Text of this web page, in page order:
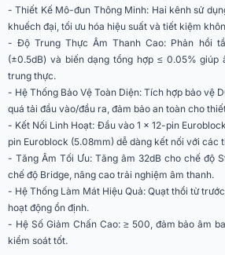
Không cân bằng ≥ 10kΩ
Điện áp đầu vào tối đa ≥ 20dBu
Stereo/Parallel
Bridge 38dB
Phản hồi tần số (1W,
8Ω Stereo)
20Hz -
Crosstalk ≥ 60dB
Tỷ lệ S/N
≥ 108dB
- Thiết Kế Mô-đun Thông Minh: Hai kênh sử
khuếch đại, tối ưu hóa hiệu suất và tiết kiệm
- Độ Trung Thực Âm Thanh Cao: Phản hồi
(±0.5dB) và biến dạng tổng hợp ≤ 0.05%
trung thực.
- Hệ Thống Bảo Vệ Toàn Diện: Tích hợp bảo vệ
quá tải đầu vào/đầu ra, đảm bảo an toàn cho
- Kết Nối Linh Hoạt: Đầu vào 1 x 12-pin
pin Euroblock (5.08mm) dễ dàng kết nối với các
- Tăng Âm Tối Ưu: Tăng âm 32dB cho chế độ
chế độ Bridge, nâng cao trải nghiệm âm thanh.
- Hệ Thống Làm Mát Hiệu Quả: Quạt thổi từ
hoạt động ổn định.
- Hệ Số Giảm Chấn Cao: ≥ 500, đảm bảo âm
kiểm soát tốt.